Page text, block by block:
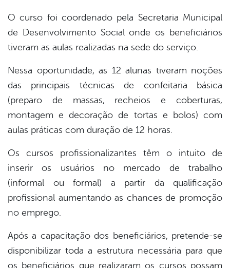
O curso foi coordenado pela Secretaria Municipal
de Desenvolvimento Social onde os beneficiários
tiveram as aulas realizadas na sede do serviço.
Nessa oportunidade, as 12 alunas tiveram noções
das principais técnicas de confeitaria básica
(preparo de massas, recheios e coberturas,
montagem e decoração de tortas e bolos) com
aulas práticas com duração de 12 horas.
Os cursos profissionalizantes têm o intuito de
inserir os usuários no mercado de trabalho
(informal ou formal) a partir da qualificação
profissional aumentando as chances de promoção
no emprego.
Após a capacitação dos beneficiários, pretende-se
disponibilizar toda a estrutura necessária para que
os beneficiários que realizaram os cursos possam